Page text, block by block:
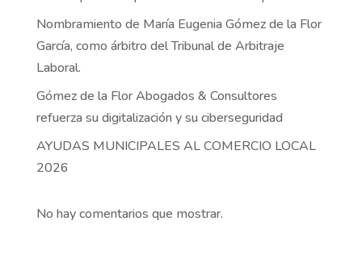
Nombramiento de María Eugenia Gómez de la Flor
García, como árbitro del Tribunal de Arbitraje
Laboral.
Gómez de la Flor Abogados & Consultores
refuerza su digitalización y su ciberseguridad
AYUDAS MUNICIPALES AL COMERCIO LOCAL
2026
No hay comentarios que mostrar.